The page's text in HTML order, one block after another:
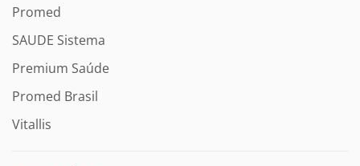
Promed
SAUDE Sistema
Premium Saúde
Promed Brasil
Vitallis